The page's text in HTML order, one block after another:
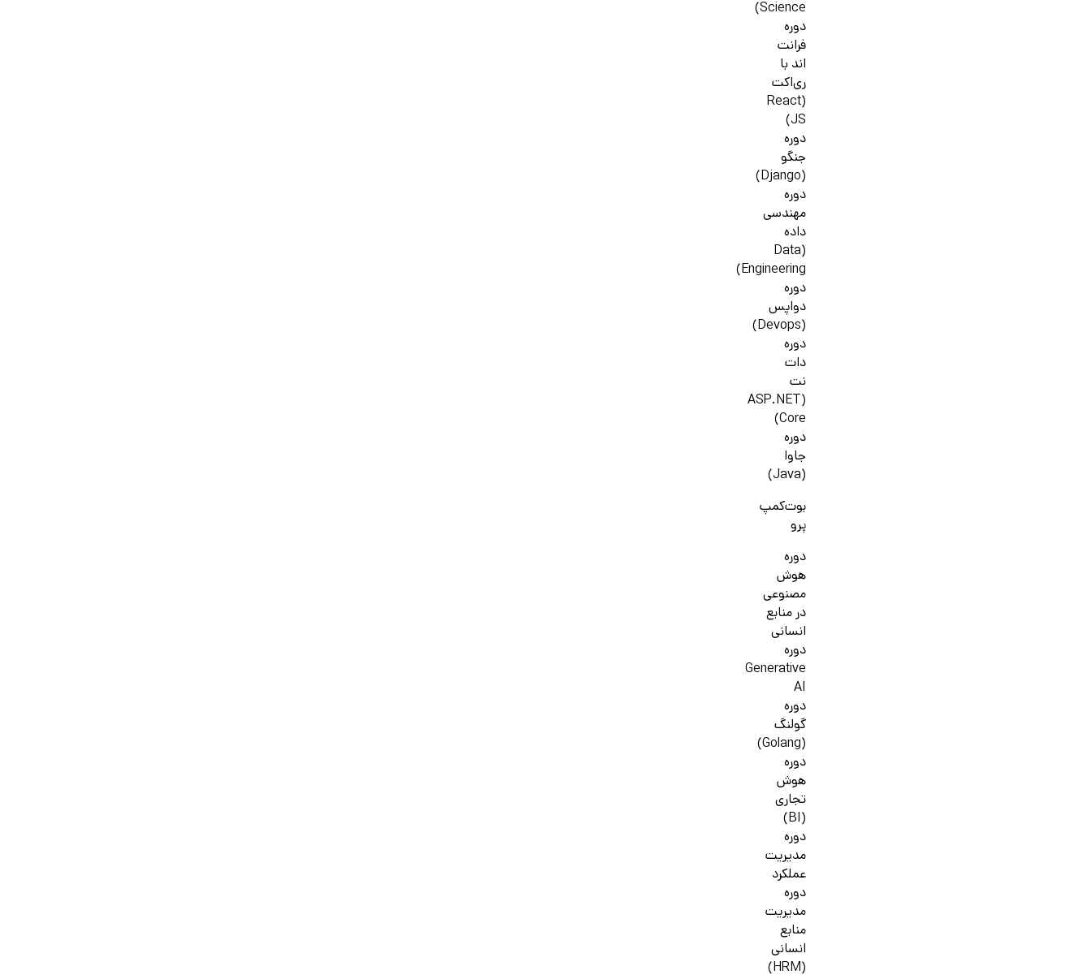
Science)
دوره
فرانت
اند با
ری‌اکت
(React
JS)
دوره
جنگو
(Django)
دوره
مهندسی
داده
(Data
Engineering)
دوره
دواپس
(Devops)
دوره
دات
نت
(ASP.NET
Core)
دوره
جاوا
(Java)
بوت‌کمپ
پرو
دوره
هوش
مصنوعی
در منابع
انسانی
دوره
Generative
AI
دوره
گولنگ
(Golang)
دوره
هوش
تجاری
(BI)
دوره
مدیریت
عملکرد
دوره
مدیریت
منابع
انسانی
(HRM)